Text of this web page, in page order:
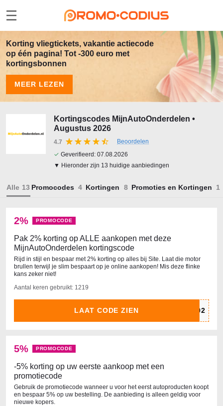
Korting vliegtickets, vakantie actiecode
op één pagina! Tot -300 euro met
kortingsbonnen
MEER LEZEN
Kortingscodes MijnAutoOnderdelen •
Augustus 2026
4.7
Beoordelen
✓ Geverifieerd: 07.08.2026
▼ Hieronder zijn 13 huidige aanbiedingen
Alle Promocodes Kortingen Promoties en Kortingen
2% PROMOCODE
Pak 2% korting op ALLE aankopen met deze
MijnAutoOnderdelen kortingscode
Rijd in stijl en bespaar met 2% korting op alles bij Site. Laat die motor
brullen terwijl je slim bespaart op je online aankopen! Mis deze flinke
kans zeker niet!
Aantal keren gebruikt: 1219
LAAT CODE ZIEN
5% PROMOCODE
-5% korting op uw eerste aankoop met een
promotiecode
Gebruik de promotiecode wanneer u voor het eerst autoproducten koopt
en bespaar 5% op uw bestelling. De aanbieding is alleen geldig voor
nieuwe kopers.